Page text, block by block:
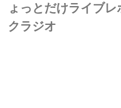
ょっとだけライブ
クラジオ